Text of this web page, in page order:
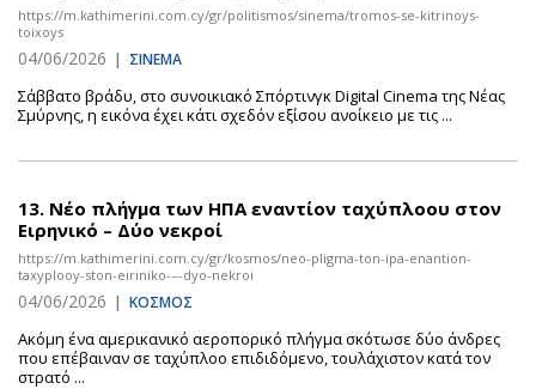
https://m.kathimerini.com.cy/gr/politismos/sinema/tromos-se-kitrinoys-
toixoys
04/06/2026 | ΣΙΝΕΜΑ
Σάββατο βράδυ, στο συνοικιακό Σπόρτινγκ Digital Cinema της Νέας
Σμύρνης, η εικόνα έχει κάτι σχεδόν εξίσου ανοίκειο με τις ...
13. Νέο πλήγμα των ΗΠΑ εναντίον ταχύπλοου στον
Ειρηνικό – Δύο νεκροί
https://m.kathimerini.com.cy/gr/kosmos/neo-pligma-ton-ipa-enantion-
taxyplooy-ston-eiriniko-–-dyo-nekroi
04/06/2026 | ΚΟΣΜΟΣ
Ακόμη ένα αμερικανικό αεροπορικό πλήγμα σκότωσε δύο άνδρες
που επέβαιναν σε ταχύπλοο επιδιδόμενο, τουλάχιστον κατά τον
στρατό ...